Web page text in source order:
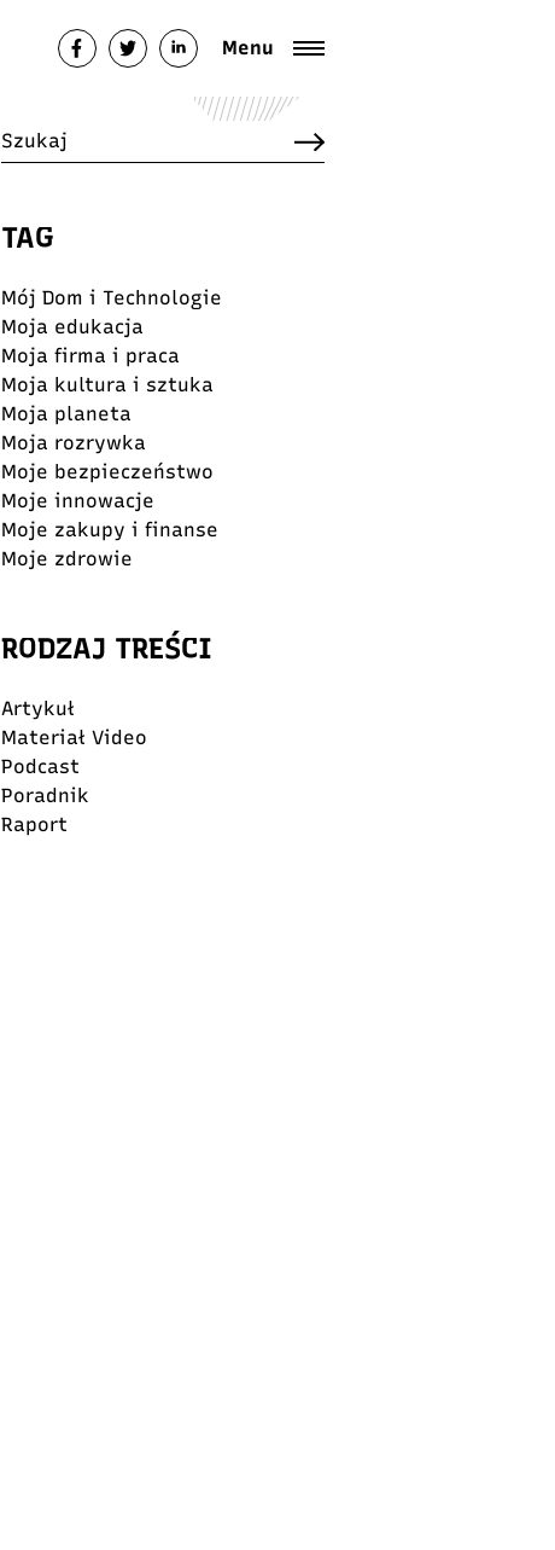
Menu
TAG
Mój Dom i Technologie
Moja edukacja
Moja firma i praca
Moja kultura i sztuka
Moja planeta
Moja rozrywka
Moje bezpieczeństwo
Moje innowacje
Moje zakupy i finanse
Moje zdrowie
RODZAJ TREŚCI
Artykuł
Materiał Video
Podcast
Poradnik
Raport